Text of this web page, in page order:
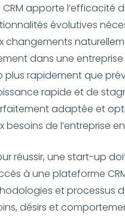
CRM apporte
évolutives
changements
dans une
rapidement que
rapide et de
adaptée et
besoins de l’entreprise
réussir, une start-up
à une plateforme
et processus
désirs et